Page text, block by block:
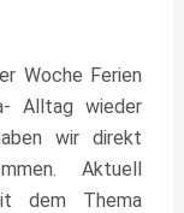
Woche Ferien
Alltag wieder
wir direkt
Aktuell
dem Thema